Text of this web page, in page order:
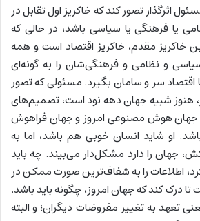
اثرگذار تصور کند که خاکریز اول تقابل در
یا فرهنگی یا سیاسی باشد، در حالی که
مقدم، خاکریز اقتصاد است و همه
و نظامی و فرهنگی‌شان را به گونه‌ای
اقتصاد سر و سامان بگیرد. مسئولی که تصور
هنوز شبیه جهان دهه نود است، تصمیم‌های
جهان هوش مصنوعی امروز و جهان فراهوش
او شاید انسان خوبی هم باشد، اما به
جهان را دارد مشکل‌دار می‌بیند. چه باید
اطلاعات را به شفاف‌ترین صورت ممکن در
تا درک کند که جهان امروز، چگونه باید باشد.
تعهد به تغییر مفروضات دیگران؛ و البته